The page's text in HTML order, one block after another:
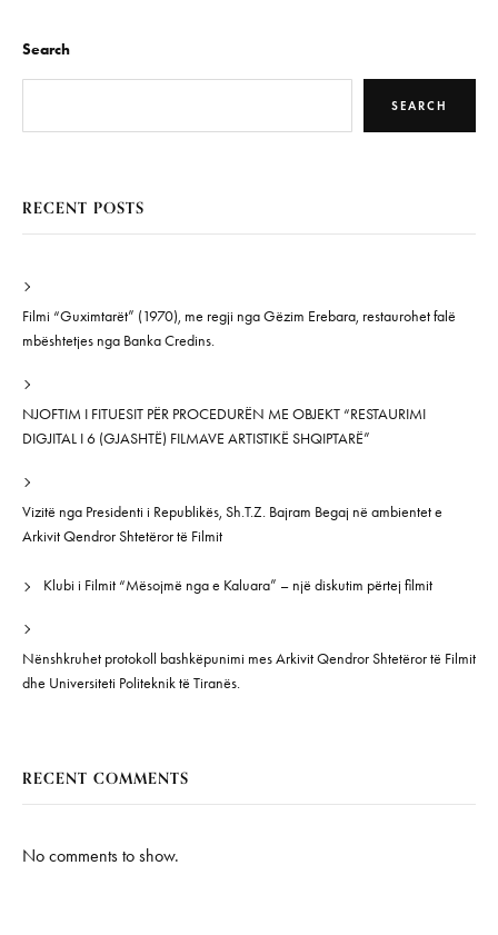
Search
SEARCH
RECENT POSTS
Filmi “Guximtarët” (1970), me regji nga Gëzim Erebara, restaurohet falë
mbështetjes nga Banka Credins.
NJOFTIM I FITUESIT PËR PROCEDURËN ME OBJEKT “RESTAURIMI
DIGJITAL I 6 (GJASHTË) FILMAVE ARTISTIKË SHQIPTARË”
Vizitë nga Presidenti i Republikës, Sh.T.Z. Bajram Begaj në ambientet e
Arkivit Qendror Shtetëror të Filmit
Klubi i Filmit “Mësojmë nga e Kaluara” – një diskutim përtej filmit
Nënshkruhet protokoll bashkëpunimi mes Arkivit Qendror Shtetëror të Filmit
dhe Universiteti Politeknik të Tiranës.
RECENT COMMENTS
No comments to show.